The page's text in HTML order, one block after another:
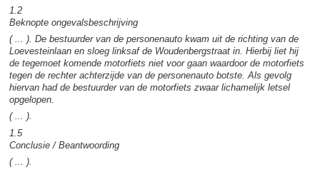
1.2
Beknopte ongevalsbeschrijving
( ... ). De bestuurder van de personenauto kwam uit de richting van de
Loevesteinlaan en sloeg linksaf de Woudenbergstraat in. Hierbij liet hij
de tegemoet komende motorfiets niet voor gaan waardoor de motorfiets
tegen de rechter achterzijde van de personenauto botste. Als gevolg
hiervan had de bestuurder van de motorfiets zwaar lichamelijk letsel
opgelopen.
( ... ).
1.5
Conclusie / Beantwoording
( ... ).